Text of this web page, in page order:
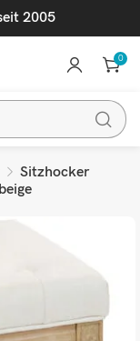
2005
0
Sitzhocker